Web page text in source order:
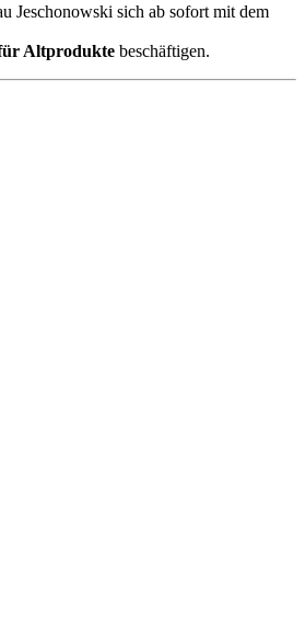
Jeschonowski sich ab sofort mit dem
Altprodukte beschäftigen.